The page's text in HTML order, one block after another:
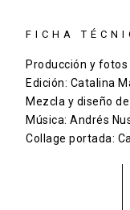
FICHA
Producción y
Edición: Catalina
Mezcla y diseño
Música: Andrés
Collage portada: